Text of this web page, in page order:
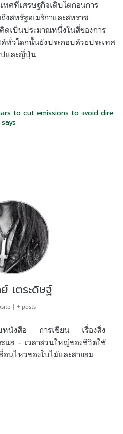
ศที่เศรษฐกิจเติบโตก่อนการ
งสหรัฐอเมริกาและสหราช
ดเป็นประมาณหนึ่งในสี่ของการ
ทั่วโลกนั้นยังประกอบด้วยประเทศ
ปและญี่ปุ่น
to cut emissions to avoid dire
เตระดิษฐ์
| + posts
บหนังสือ การเขียน เรื่องสิ่ง
แส - เวลาส่วนใหญ่ของชีวิตใช้
อนไหวของใบไม้และสายลม